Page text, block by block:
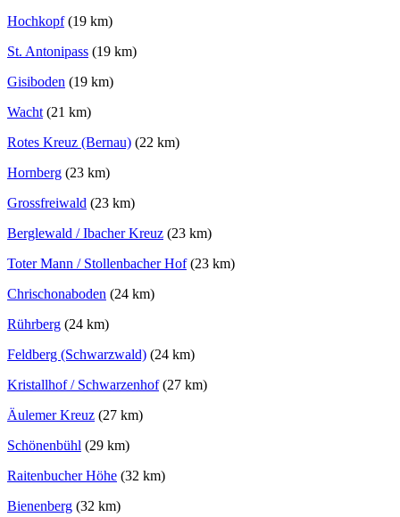
Hochkopf(19 km)
St. Antonipass (19 km)
Gisiboden (19 km)
Wacht(21 km)
Rotes Kreuz (Bernau) (22 km)
Hornberg (23 km)
Grossfreiwald (23 km)
Berglewald / Ibacher Kreuz (23 km)
Toter Mann / Stollenbacher Hof(23 km)
Chrischonaboden (24 km)
Rührberg (24 km)
Feldberg (Schwarzwald) (24 km)
Kristallhof / Schwarzenhof(27 km)
Äulemer Kreuz (27 km)
Schönenbühl (29 km)
Raitenbucher Höhe (32 km)
Bienenberg (32 km)